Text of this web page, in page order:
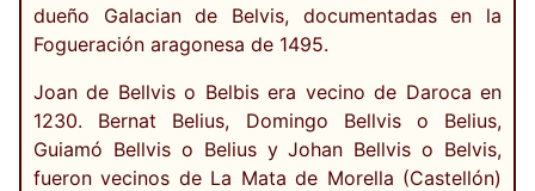
dueño Galacian de Belvis, documentadas en la
Fogueración aragonesa de 1495.
Joan de Bellvis o Belbis era vecino de Daroca en
1230. Bernat Belius, Domingo Bellvis o Belius,
Guiamó Bellvis o Belius y Johan Bellvis o Belvis,
fueron vecinos de La Mata de Morella (Castellón)